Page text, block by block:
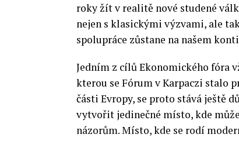
roky žít v realitě nové studené
nejen s klasickými výzvami, ale
spolupráce zůstane na našem
Jedním z cílů Ekonomického fóra
kterou se Fórum v Karpaczi stalo
části Evropy, se proto stává ještě
vytvořit jedinečné místo, kde
názorům. Místo, kde se rodí